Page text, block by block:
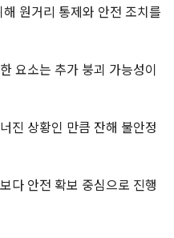
원거리 통제와 안전 조치를
요소는 추가 붕괴 가능성이
진 상황인 만큼 잔해 불안정
다 안전 확보 중심으로 진행